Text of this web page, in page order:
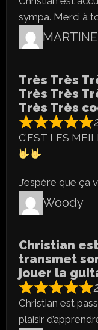
sympa. Merci à
MARTINE
Très Très
Très Très
Très Très
C’EST LES
J’espère que ça
Woody
Christian
transmet
jouer la
Christian est
plaisir